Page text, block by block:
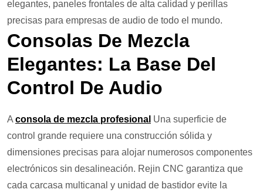
elegantes, paneles frontales de alta calidad y perillas
precisas para empresas de audio de todo el mundo.
Consolas De Mezcla
Elegantes: La Base Del
Control De Audio
A consola de mezcla profesional Una superficie de
control grande requiere una construcción sólida y
dimensiones precisas para alojar numerosos componentes
electrónicos sin desalineación. Rejin CNC garantiza que
cada carcasa multicanal y unidad de bastidor evite la